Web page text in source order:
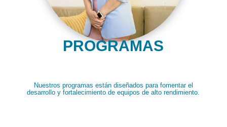
PROGRAMAS
Nuestros programas están diseñados para fomentar el
desarrollo y fortalecimiento de equipos de alto rendimiento.